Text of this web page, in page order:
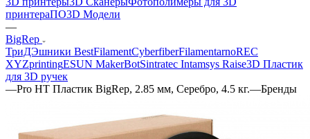
принтераПО3D Модели
—
BigRep
ТриДЭшники BestFilamentCyberfiberFilamentarnoREC
XYZprintingESUN MakerBotSintratec Intamsys Raise3D Пластик
для 3D ручек
—Pro HT Пластик BigRep, 2.85 мм, Серебро, 4.5 кг.—Бренды